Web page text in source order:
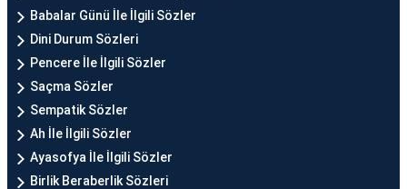
Babalar Günü İle İlgili Sözler
Dini Durum Sözleri
Pencere İle İlgili Sözler
Saçma Sözler
Sempatik Sözler
Ah İle İlgili Sözler
Ayasofya İle İlgili Sözler
Birlik Beraberlik Sözleri